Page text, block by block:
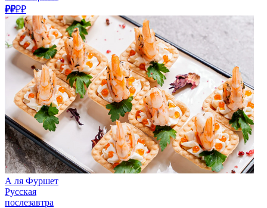
₽₽₽₽
А ля Фуршет
Русская
послезавтра